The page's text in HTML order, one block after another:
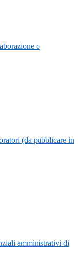
o
(da pubblicare in
amministrativi di